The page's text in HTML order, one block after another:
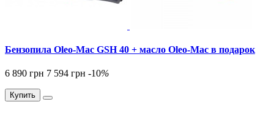
Бензопила Oleo-Mac GSH 40 + масло Oleo-Mac в подарок
6 890 грн 7 594 грн -10%
Купить